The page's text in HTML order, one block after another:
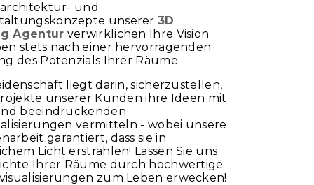
und
unserer3D
Agentur verwirklichen Ihre Vision
stets nach einer hervorragenden
des Potenzials Ihrer Räume.
liegt darin, sicherzustellen,
unserer Kunden ihre Ideen mit
beeindruckenden
vermitteln - wobei unsere
garantiert, dass sie in
Licht erstrahlen! Lassen Sie uns
Ihrer Räume durch hochwertige
zum Leben erwecken!